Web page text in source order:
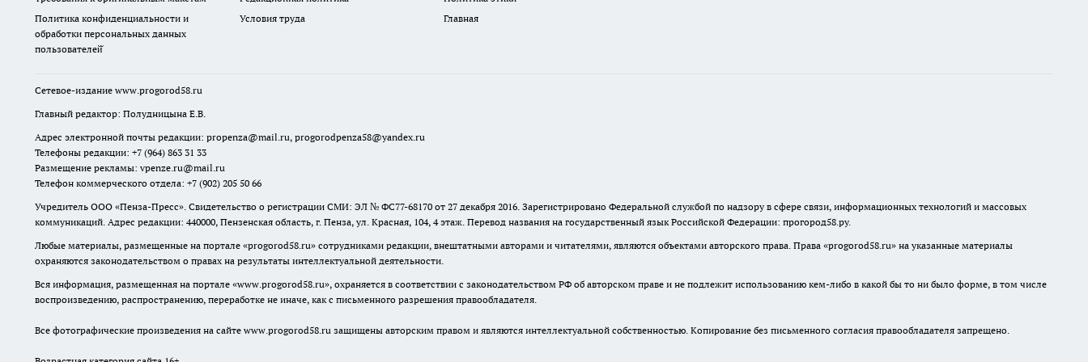
Политика конфиденциальности и
обработки персональных данных
пользователей̆
Условия труда Главная
Сетевое-издание www.progorod58.ru
Главный редактор: Полудницына Е.В.
Адрес электронной почты редакции: propenza@mail.ru, progorodpenza58@yandex.ru
Телефоны редакции: +7 (964) 863 31 33
Размещение рекламы: vpenze.ru@mail.ru
Телефон коммерческого отдела: +7 (902) 205 50 66
Учредитель ООО «Пенза-Пресс». Свидетельство о регистрации СМИ: ЭЛ № ФС77-68170 от 27 декабря 2016. Зарегистрировано Федеральной службой по надзору в сфере связи, информационных технологий и массовых
коммуникаций. Адрес редакции: 440000, Пензенская область, г. Пенза, ул. Красная, 104, 4 этаж. Перевод названия на государственный язык Российской Федерации: прогород58.ру.
Любые материалы, размещенные на портале «progorod58.ru» сотрудниками редакции, внештатными авторами и читателями, являются объектами авторского права. Права «progorod58.ru» на указанные материалы
охраняются законодательством о правах на результаты интеллектуальной деятельности.
Вся информация, размещенная на портале «www.progorod58.ru», охраняется в соответствии с законодательством РФ об авторском праве и не подлежит использованию кем-либо в какой бы то ни было форме, в том числе
воспроизведению, распространению, переработке не иначе, как с письменного разрешения правообладателя.
Все фотографические произведения на сайте www.progorod58.ru защищены авторским правом и являются интеллектуальной собственностью. Копирование без письменного согласия правообладателя запрещено.